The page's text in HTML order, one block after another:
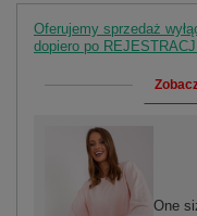
Oferujemy sprzedaż
dopiero po
One